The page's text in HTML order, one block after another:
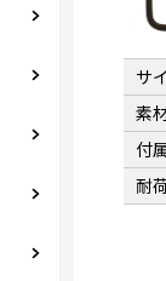
サ
素
付
耐